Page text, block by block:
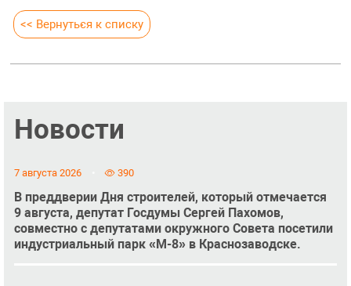
<< Вернуться к списку
Новости
7 августа 2026 390
В преддверии Дня строителей, который отмечается
9 августа, депутат Госдумы Сергей Пахомов,
совместно с депутатами окружного Совета посетили
индустриальный парк «М-8» в Краснозаводске.